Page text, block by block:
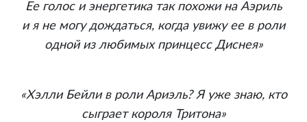
Ее голос и энергетика так похожи на Аэриль
и я не могу дождаться, когда увижу ее в роли
одной из любимых принцесс Диснея»
«Хэлли Бейли в роли Ариэль? Я уже знаю, кто
сыграет короля Тритона»